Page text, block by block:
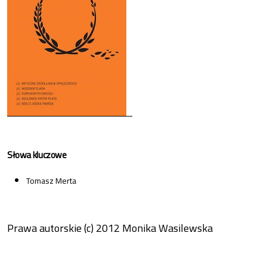
Słowa kluczowe
Tomasz Merta
Prawa autorskie (c) 2012 Monika Wasilewska